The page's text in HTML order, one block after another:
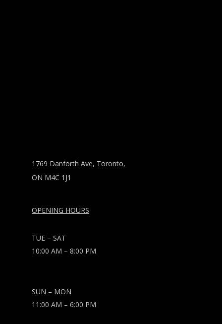
1769 Danforth Ave, Toronto,
ON M4C 1J1
OPENING HOURS
TUE – SAT
10:00 AM – 8:00 PM
SUN – MON
11:00 AM – 6:00 PM